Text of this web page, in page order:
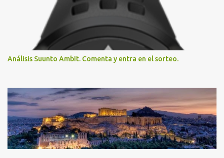
Análisis Suunto Ambit. Comenta y entra en el sorteo.